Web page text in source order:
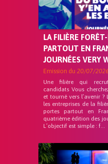
LA FILIÈRE
PARTOUT EN
JOURNÉES VERY
Emission du 20/07/2026
Une filière qui
candidats Vous
et tourné vers l’avenir ?
les entreprises de la
portes partout en
quatrième édition des
L’objectif est simple : f...